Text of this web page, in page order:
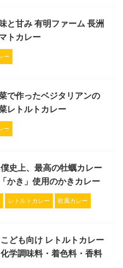
と甘み 有明ファーム 長洲
トカレー
ー
で作ったベジタリアンの
レトルトカレー
ー
史上、最高の牡蠣カレー
かき」使用のかきカレー
レトルトカレー 欧風カレー
ども向け レトルトカレー
学調味料・着色料・香料